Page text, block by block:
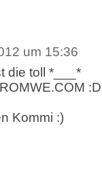
um 15:36
die toll *___*
:D
Kommi :)